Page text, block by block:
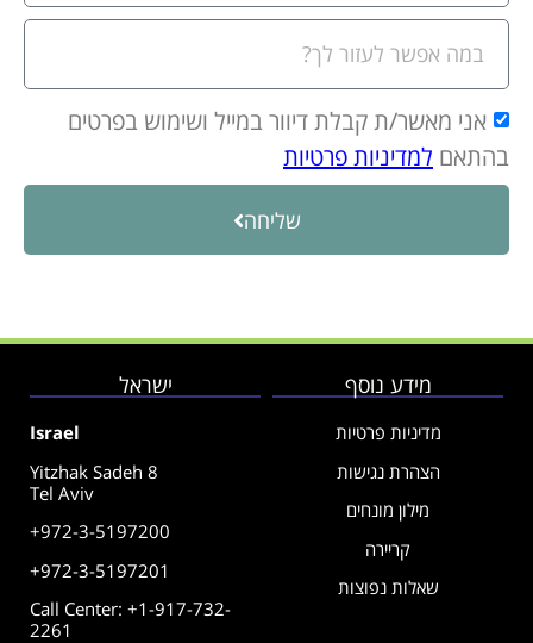
אני מאשר/ת קבלת דיוור במייל ושימוש בפרטים
בהתאם למדיניות פרטיות
שליחה
מידע נוסף
מדיניות פרטיות
הצהרת נגישות
מילון מונחים
קריירה
שאלות נפוצות
ישראל
Israel
Yitzhak Sadeh 8
Tel Aviv
+972-3-5197200
+972-3-5197201
Call Center: +1-917-732-
2261